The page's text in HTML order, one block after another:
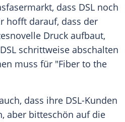
dass DSL noch
hofft darauf, dass der
Druck aufbaut,
schrittweise abschalten
muss für "Fiber to the
dass ihre DSL-Kunden
aber bitteschön auf die